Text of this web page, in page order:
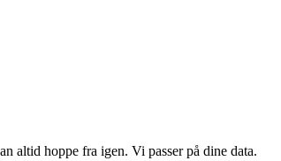
altid hoppe fra igen. Vi passer på dine data.